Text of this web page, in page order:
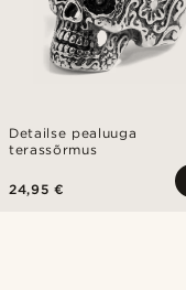
Detailse pealuuga
terassõrmus
24,95 €